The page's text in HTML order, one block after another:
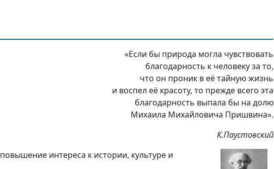
«Если бы природа могла чувствовать
благодарность к человеку за то,
что он проник в её тайную жизнь
и воспел её красоту, то прежде всего эта
благодарность выпала бы на долю
Михаила Михайловича Пришвина».
К.Паустовский
интереса к истории, культуре и